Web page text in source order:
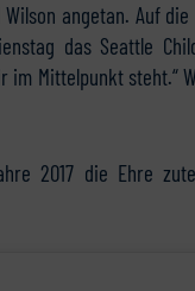
angetan. Auf
das Seattle
im Mittelpunkt steht.“
2017 die Ehre